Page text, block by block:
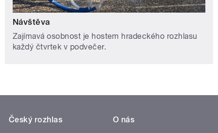
Návštěva
Zajímavá osobnost je hostem hradeckého rozhlasu
každý čtvrtek v podvečer.
Český rozhlas
O nás